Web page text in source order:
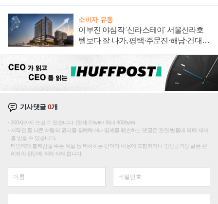
소비자·유통
이부진 야심작 '신라스테이' 서울신라호
텔보다 잘 나가, 평택·주문진·해남·건대로
기사댓글0개
200자까지 쓰실 수 있습니다. (현재 0 byte / 최대 400byte)
저작권 등 다른 사람의 권리를 침해하거나 명예를 훼손하는 댓글은 관련 법률에 의해 제재
를 받을 수 있습니다.
타인에게 불쾌감을 주는 욕설 등 비하하는 단어가 내용에 포함되거나 인신공격성 글은 관
리자의 판단에 의해 삭제 합니다.